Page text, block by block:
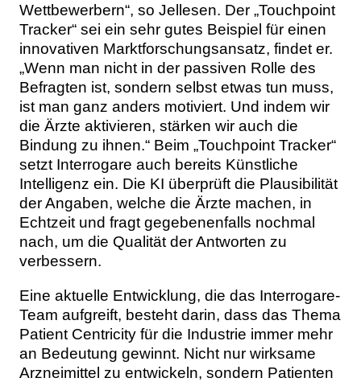
Wettbewerbern“, so Jellesen. Der „Touchpoint
Tracker“ sei ein sehr gutes Beispiel für einen
innovativen Marktforschungsansatz, findet er.
„Wenn man nicht in der passiven Rolle des
Befragten ist, sondern selbst etwas tun muss,
ist man ganz anders motiviert. Und indem wir
die Ärzte aktivieren, stärken wir auch die
Bindung zu ihnen.“ Beim „Touchpoint Tracker“
setzt Interrogare auch bereits Künstliche
Intelligenz ein. Die KI überprüft die Plausibilität
der Angaben, welche die Ärzte machen, in
Echtzeit und fragt gegebenenfalls nochmal
nach, um die Qualität der Antworten zu
verbessern.
Eine aktuelle Entwicklung, die das Interrogare-
Team aufgreift, besteht darin, dass das Thema
Patient Centricity für die Industrie immer mehr
an Bedeutung gewinnt. Nicht nur wirksame
Arzneimittel zu entwickeln, sondern Patienten